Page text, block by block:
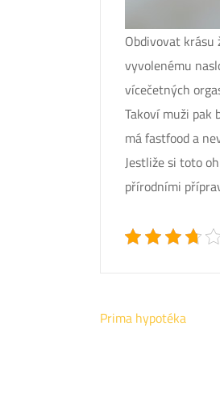
Obdivovat krásu
vyvolenému
vícečetných
Takoví muži pak
má fastfood a
Jestliže si toto
přírodními
Navigace
Prima hypotéka